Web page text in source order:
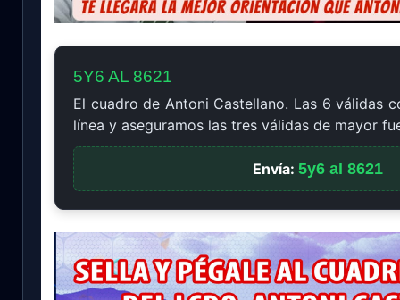
5Y6 AL 8621
El cuadro de Antoni Castellano. Las 6 válidas
línea y aseguramos las tres válidas de mayor
Envía: 5y6 al 8621